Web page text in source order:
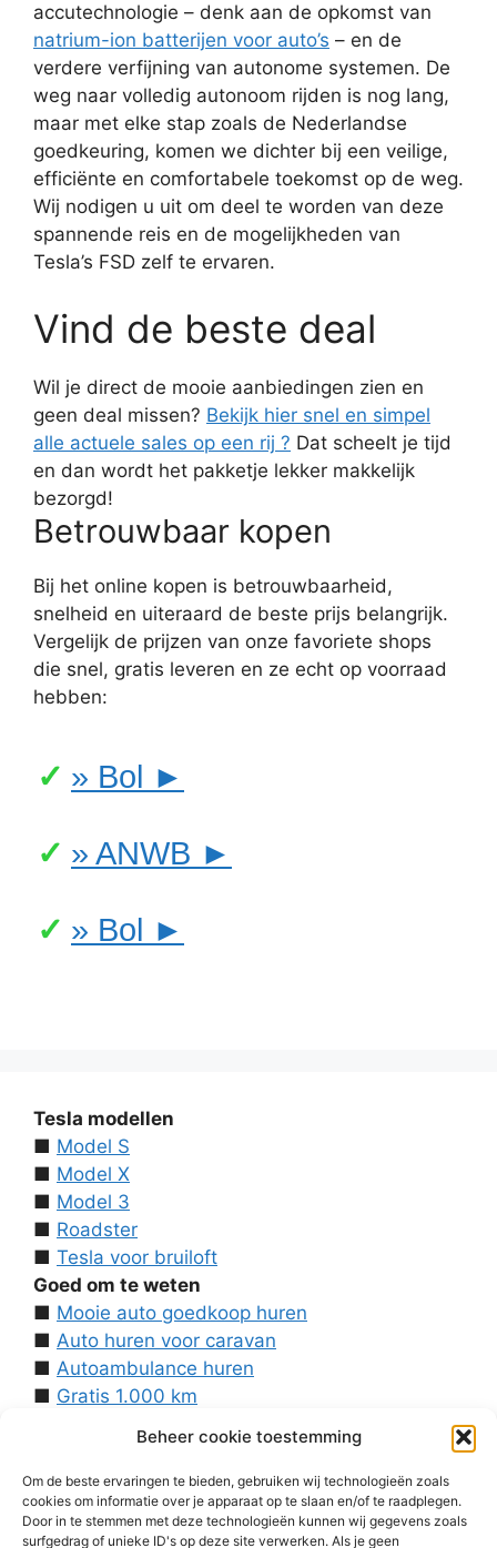
Beheer cookie toestemming
Om de beste ervaringen te bieden, gebruiken wij technologieën zoals
cookies om informatie over je apparaat op te slaan en/of te raadplegen.
Door in te stemmen met deze technologieën kunnen wij gegevens zoals
surfgedrag of unieke ID's op deze site verwerken. Als je geen
accutechnologie – denk aan de opkomst van
natrium-ion batterijen voor auto’s – en de
verdere verfijning van autonome systemen. De
weg naar volledig autonoom rijden is nog lang,
maar met elke stap zoals de Nederlandse
goedkeuring, komen we dichter bij een veilige,
efficiënte en comfortabele toekomst op de weg.
Wij nodigen u uit om deel te worden van deze
spannende reis en de mogelijkheden van
Tesla’s FSD zelf te ervaren.
Vind de beste deal
Wil je direct de mooie aanbiedingen zien en
geen deal missen? Bekijk hier snel en simpel
alle actuele sales op een rij ? Dat scheelt je tijd
en dan wordt het pakketje lekker makkelijk
bezorgd!
Betrouwbaar kopen
Bij het online kopen is betrouwbaarheid,
snelheid en uiteraard de beste prijs belangrijk.
Vergelijk de prijzen van onze favoriete shops
die snel, gratis leveren en ze echt op voorraad
hebben:
» Bol ►
» ANWB ►
» Bol ►
Tesla modellen
■ Model S
■ Model X
■ Model 3
■ Roadster
■ Tesla voor bruiloft
Goed om te weten
■ Mooie auto goedkoop huren
■ Auto huren voor caravan
■ Autoambulance huren
■ Gratis 1.000 km
■Voorwaarden
■Disclaimer
■Cookies